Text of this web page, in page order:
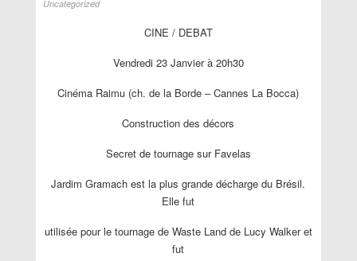
Uncategorized
CINE / DEBAT
Vendredi 23 Janvier à 20h30
Cinéma Raimu (ch. de la Borde – Cannes La Bocca)
Construction des décors
Secret de tournage sur Favelas
Jardim Gramach est la plus grande décharge du Brésil.
Elle fut
utilisée pour le tournage de Waste Land de Lucy Walker et
fut